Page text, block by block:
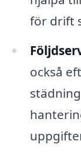
för drift
också